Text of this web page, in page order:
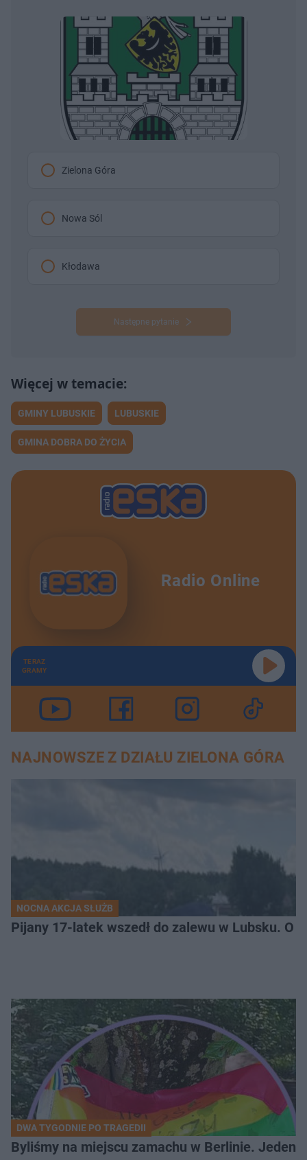
Zielona Góra
Nowa Sól
Kłodawa
Następne pytanie
GMINY LUBUSKIE LUBUSKIE
GMINA DOBRA DO ŻYCIA
Radio Online
TERAZ
GRAMY
NAJNOWSZE Z DZIAŁU ZIELONA GÓRA
NOCNA AKCJA SŁUŻB
Pijany 17-latek wszedł do zalewu w Lubsku. O
DWA TYGODNIE PO TRAGEDII
Byliśmy na miejscu zamachu w Berlinie. Jeden